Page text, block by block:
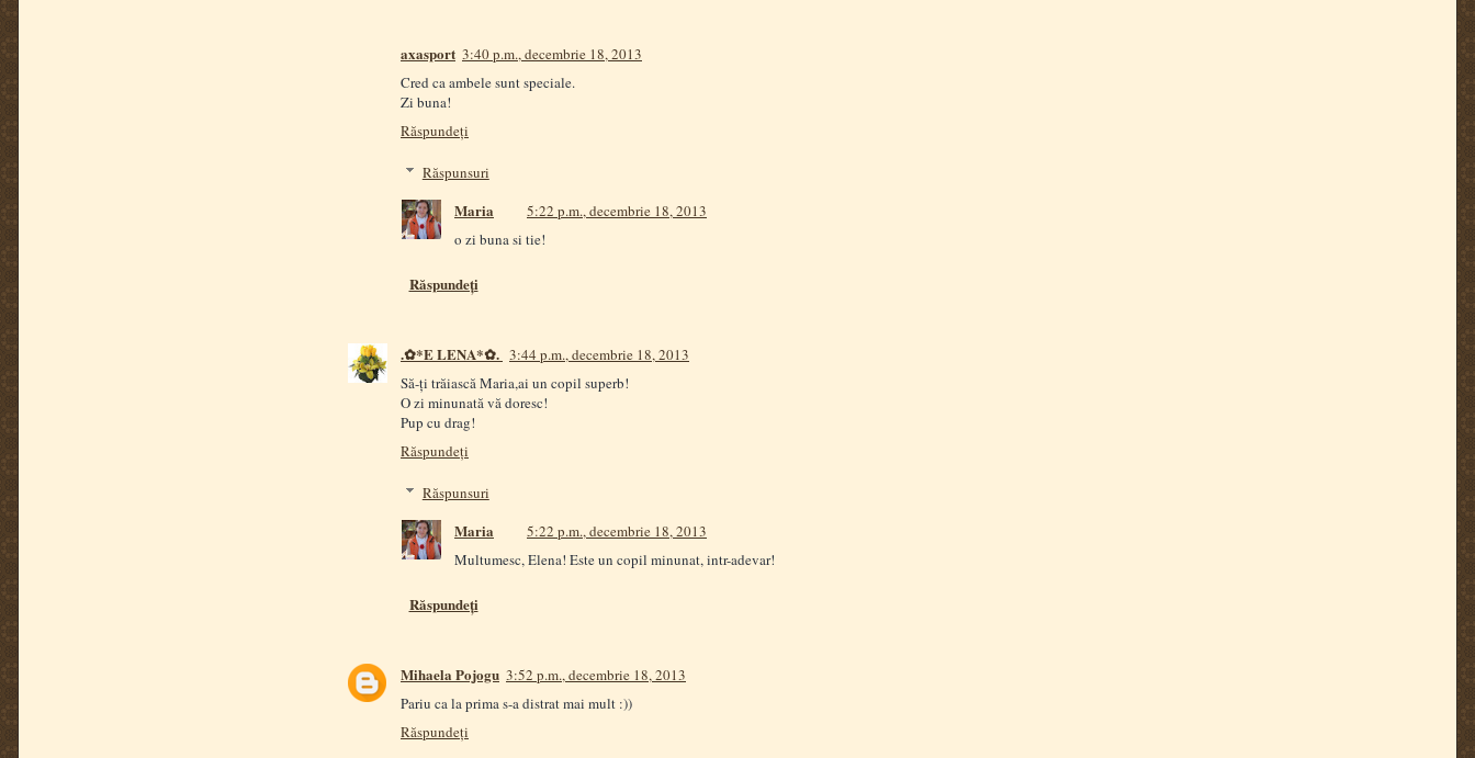
axasport 3:40 p.m., decembrie 18, 2013
Cred ca ambele sunt speciale.
Zi buna!
Răspundeți
Răspunsuri
Maria
5:22 p.m., decembrie 18, 2013
o zi buna si tie!
Răspundeți
.✿*E LENA*✿. 3:44 p.m., decembrie 18, 2013
Să-ți trăiască Maria,ai un copil superb!
O zi minunată vă doresc!
Pup cu drag!
Răspundeți
Răspunsuri
Maria
5:22 p.m., decembrie 18, 2013
Multumesc, Elena! Este un copil minunat, intr-adevar!
Răspundeți
Mihaela Pojogu 3:52 p.m., decembrie 18, 2013
Pariu ca la prima s-a distrat mai mult :))
Răspundeți